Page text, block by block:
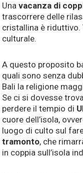
Una vacanza di
trascorrere delle
cristallina è riduttivo.
culturale.
A questo proposito
quali sono senza
Bali la religione
Se ci si dovesse
perdere il tempio di
cuore dell’isola,
luogo di culto sul
tramonto, che
in coppia sull’isola